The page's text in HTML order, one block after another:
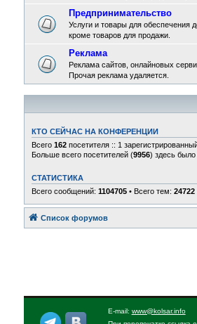
Предпринимательство
Услуги и товары для обеспечения
кроме товаров для продажи.
Реклама
Реклама сайтов, онлайновых
Прочая реклама удаляется.
КТО СЕЙЧАС НА КОНФЕРЕНЦИИ
Всего 162посетителя :: 1
Больше всего посетителей (9956) здесь
СТАТИСТИКА
Всего сообщений: 1104705• Всего тем: 24722
Список форумов
E-mail: www@kolsar.info